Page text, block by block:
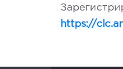
https://